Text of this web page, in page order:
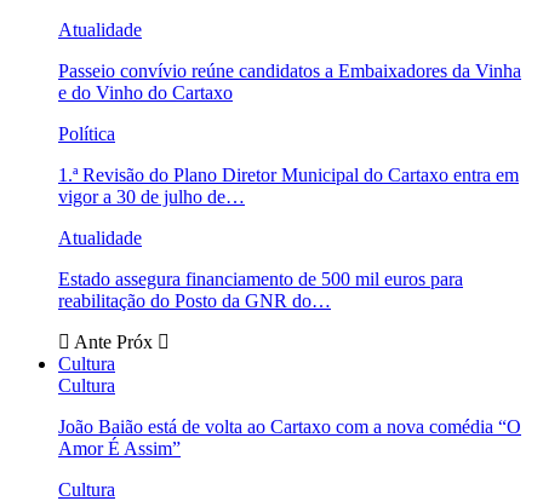
Atualidade
Passeio convívio reúne candidatos a Embaixadores da Vinha
e do Vinho do Cartaxo
Política
1.ª Revisão do Plano Diretor Municipal do Cartaxo entra em
vigor a 30 de julho de…
Atualidade
Estado assegura financiamento de 500 mil euros para
reabilitação do Posto da GNR do…
Ante Próx
Cultura
Cultura
João Baião está de volta ao Cartaxo com a nova comédia “O
Amor É Assim”
Cultura